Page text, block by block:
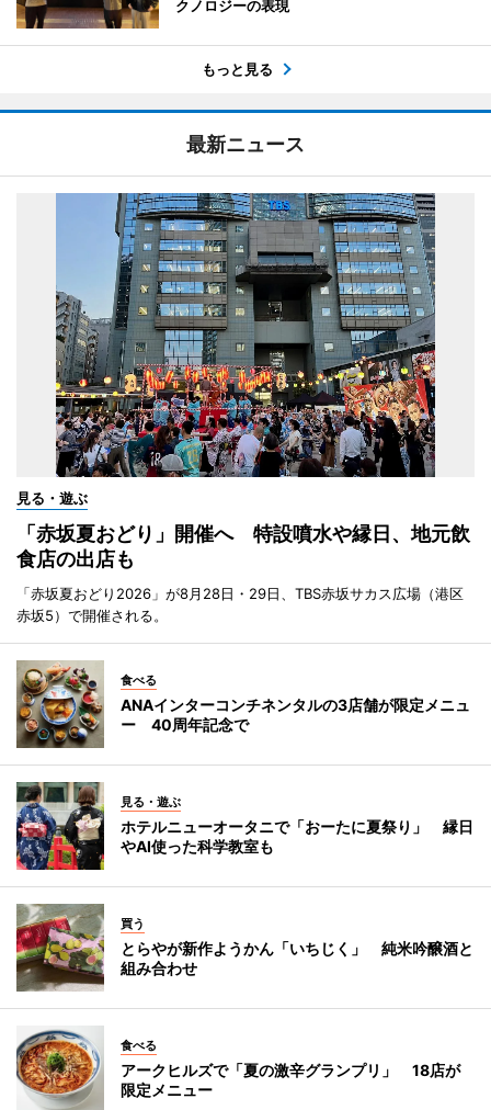
クノロジーの表現
もっと見る
最新ニュース
見る・遊ぶ
「赤坂夏おどり」開催へ 特設噴水や縁日、地元飲
食店の出店も
「赤坂夏おどり2026」が8月28日・29日、TBS赤坂サカス広場（港区
赤坂5）で開催される。
食べる
ANAインターコンチネンタルの3店舗が限定メニュ
ー 40周年記念で
見る・遊ぶ
ホテルニューオータニで「おーたに夏祭り」 縁日
やAI使った科学教室も
買う
とらやが新作ようかん「いちじく」 純米吟醸酒と
組み合わせ
食べる
アークヒルズで「夏の激辛グランプリ」 18店が
限定メニュー